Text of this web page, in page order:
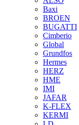
Baxi
BROEN
BUGATTI
Cimberio
Global
Grundfos
Hermes
HERZ
HME
IMI
JAFAR
K-FLEX
KERMI